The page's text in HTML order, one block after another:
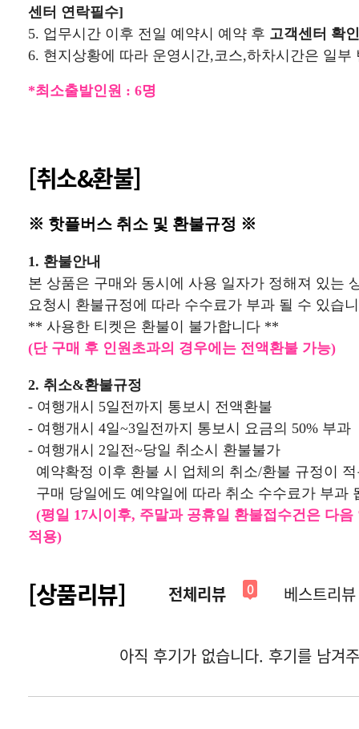
센터 연락필수]
5. 업무시간 이후 전일 예약시 예약 후 고객센터 확
6. 현지상황에 따라 운영시간,코스,하차시간은 일부
*최소출발인원 : 6명
[취소&환불]
※ 핫플버스 취소 및 환불규정 ※
1. 환불안내
본 상품은 구매와 동시에 사용 일자가 정해져 있는
요청시 환불규정에 따라 수수료가 부과 될 수 있습
** 사용한 티켓은 환불이 불가합니다 **
(단 구매 후 인원초과의 경우에는 전액환불 가능)
2. 취소&환불규정
- 여행개시 5일전까지 통보시 전액환불
- 여행개시 4일~3일전까지 통보시 요금의 50% 부과
- 여행개시 2일전~당일 취소시 환불불가
예약확정 이후 환불 시 업체의 취소/환불 규정이
구매 당일에도 예약일에 따라 취소 수수료가 부과
(평일 17시이후, 주말과 공휴일 환불접수건은 다
적용)
[상품리뷰] 전체리뷰 0 베스트리뷰